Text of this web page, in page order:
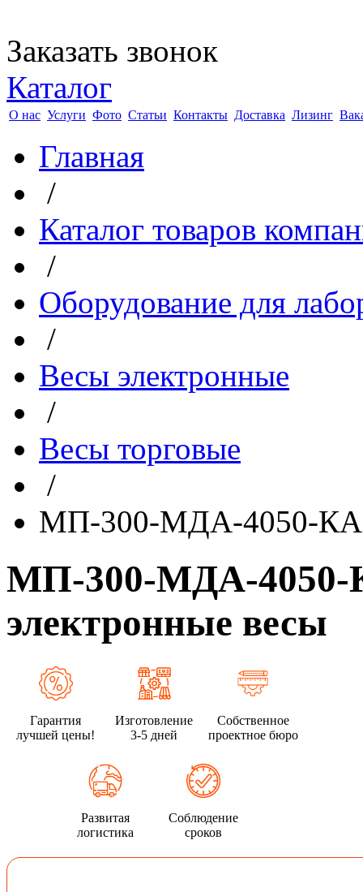
Заказать звонок
Каталог
О нас Услуги Фото Статьи Контакты Доставка Лизинг
Главная
/
Каталог товаров
/
Оборудование для
/
Весы электронные
/
Весы торговые
/
МП-300-МДА-4050-КА -
МП-300-МДА-4050-
электронные весы
Гарантия
лучшей цены!
Изготовление
3-5 дней
Собственное
проектное бюро
Развитая
логистика
Соблюдение
сроков